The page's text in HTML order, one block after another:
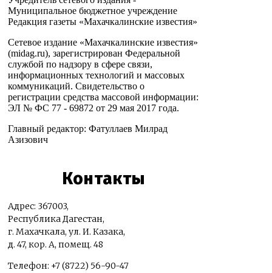
Муниципальное бюджетное учреждение
Редакция газеты «Махачкалинские известия»
Сетевое издание «Махачкалинские известия»
(midag.ru), зарегистрирован Федеральной
службой по надзору в сфере связи,
информационных технологий и массовых
коммуникаций. Свидетельство о
регистрации средства массовой информации:
ЭЛ № ФС 77 - 69872 от 29 мая 2017 года.
Главный редактор: Фатуллаев Милрад
Азизович
Контакты
Адрес: 367003,
Республика Дагестан,
г. Махачкала, ул. И. Казака,
д. 47, кор. А, помещ. 48
Телефон: +7 (8722) 56-90-47